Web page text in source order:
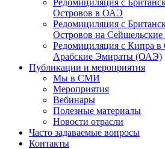
Редомициляция с
Островов в ОАЭ
Редомициляция с
Островов на Сейшельские
Редомициляция с Кипра
Арабские Эмираты (ОАЭ)
Публикации и мероприятия
Мы в СМИ
Мероприятия
Вебинары
Полезные материалы
Новости отрасли
Часто задаваемые вопросы
Контакты